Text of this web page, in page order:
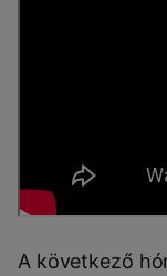
A következő